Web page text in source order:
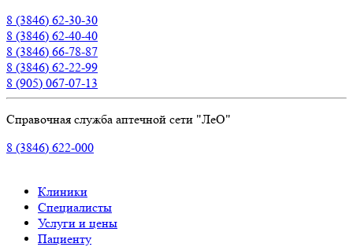
8 (3846) 62-30-30
8 (3846) 62-40-40
8 (3846) 66-78-87
8 (3846) 62-22-99
8 (905) 067-07-13
Справочная служба аптечной сети "ЛеО"
8 (3846) 622-000
Клиники
Специалисты
Услуги и цены
Пациенту